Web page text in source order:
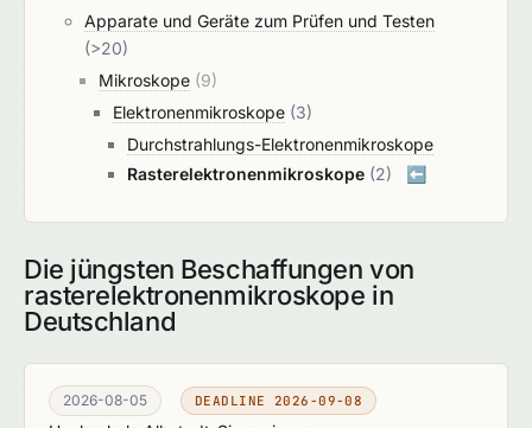
Apparate und Geräte zum Prüfen und Testen
(>20)
Mikroskope (9)
Elektronenmikroskope (3)
Durchstrahlungs-Elektronenmikroskope
Rasterelektronenmikroskope (2) ⬅️
Die jüngsten Beschaffungen von
rasterelektronenmikroskope in
Deutschland
2026-08-05 DEADLINE 2026-09-08